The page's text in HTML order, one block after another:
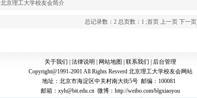
北京理工大学校友会简介
总记录数：2 总页数：1 ;首页 上一页 下一页
关于我们 法律说明 网站地图 联系我们
后台管理
Copyright@1991-2001 All Rights Resverd 北京理工大学校友会网站
地址：北京市海淀区中关村南大街5号 邮编：100081
邮箱： xyh@bit.edu.cn 微博： http://weibo.com/blgxiaoyou